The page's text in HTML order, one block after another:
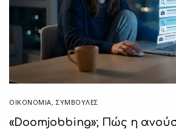
ΟΙΚΟΝΟΜΙΑ,ΣΥΜΒΟΥΛΈΣ
«Doomjobbing»; Πώς η